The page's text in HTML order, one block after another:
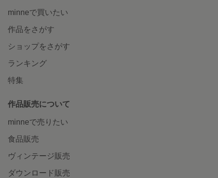
minneで買いたい
作品をさがす
ショップをさがす
ランキング
特集
作品販売について
minneで売りたい
食品販売
ヴィンテージ販売
ダウンロード販売